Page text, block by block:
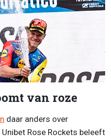
van roze
daar anders over
Rose Rockets beleeft